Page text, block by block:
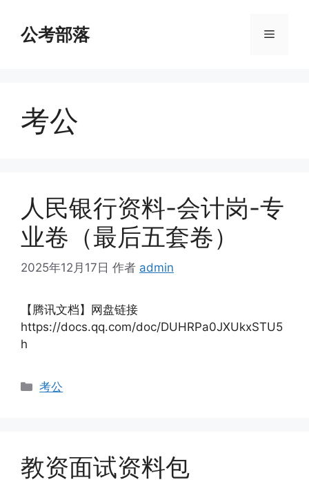
公考部落 菜
考公
人民银行资料-会计岗-专
业卷（最后五套卷）
2025年12月17日 作者 admin
【腾讯文档】网盘链接
https://docs.qq.com/doc/DUHRPa0JXUkxSTU5
h
分
考公
教资面试资料包